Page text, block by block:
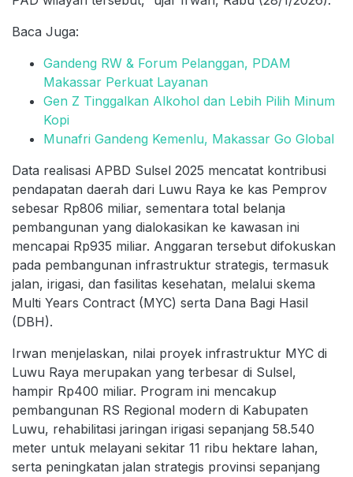
Baca Juga:
Gandeng RW & Forum Pelanggan, PDAM
Makassar Perkuat Layanan
Gen Z Tinggalkan Alkohol dan Lebih Pilih Minum
Kopi
Munafri Gandeng Kemenlu, Makassar Go Global
Data realisasi APBD Sulsel 2025 mencatat kontribusi
pendapatan daerah dari Luwu Raya ke kas Pemprov
sebesar Rp806 miliar, sementara total belanja
pembangunan yang dialokasikan ke kawasan ini
mencapai Rp935 miliar. Anggaran tersebut difokuskan
pada pembangunan infrastruktur strategis, termasuk
jalan, irigasi, dan fasilitas kesehatan, melalui skema
Multi Years Contract (MYC) serta Dana Bagi Hasil
(DBH).
Irwan menjelaskan, nilai proyek infrastruktur MYC di
Luwu Raya merupakan yang terbesar di Sulsel,
hampir Rp400 miliar. Program ini mencakup
pembangunan RS Regional modern di Kabupaten
Luwu, rehabilitasi jaringan irigasi sepanjang 58.540
meter untuk melayani sekitar 11 ribu hektare lahan,
serta peningkatan jalan strategis provinsi sepanjang